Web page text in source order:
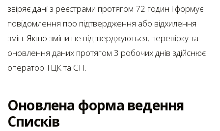
звіряє дані з реєстрами протягом 72 годин і формує
повідомлення про підтвердження або відхилення
змін. Якщо зміни не підтверджуються, перевірку та
оновлення даних протягом 3 робочих днів здійснює
оператор ТЦК та СП.
Оновлена форма ведення
Списків